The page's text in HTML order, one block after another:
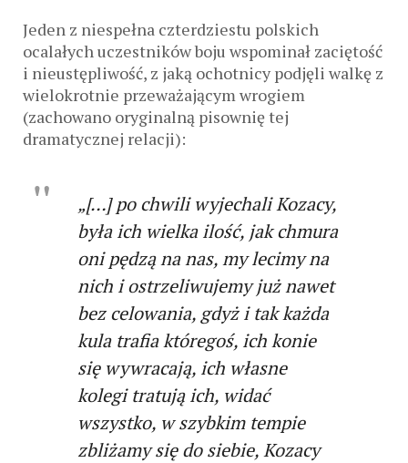
Jeden z niespełna czterdziestu polskich
ocalałych uczestników boju wspominał zaciętość
i nieustępliwość, z jaką ochotnicy podjęli walkę z
wielokrotnie przeważającym wrogiem
(zachowano oryginalną pisownię tej
dramatycznej relacji):
„[…] po chwili wyjechali Kozacy,
była ich wielka ilość, jak chmura
oni pędzą na nas, my lecimy na
nich i ostrzeliwujemy już nawet
bez celowania, gdyż i tak każda
kula trafia któregoś, ich konie
się wywracają, ich własne
kolegi tratują ich, widać
wszystko, w szybkim tempie
zbliżamy się do siebie, Kozacy